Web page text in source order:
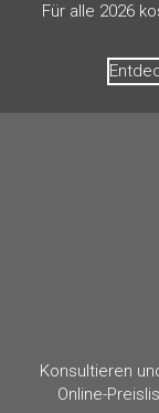
Für alle 2026
Konsultieren
Online-